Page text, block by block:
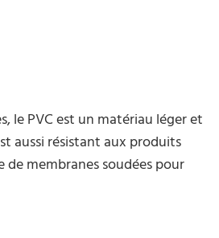
le PVC est un matériau léger et
aussi résistant aux produits
membranes soudées pour